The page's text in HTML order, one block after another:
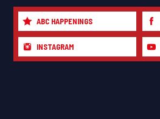
ABC HAPPENINGS
INSTAGRAM